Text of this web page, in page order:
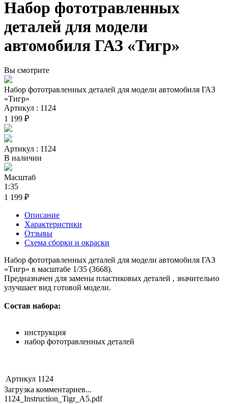
Набор фототравленных
деталей для модели
автомобиля ГАЗ «Тигр»
Вы смотрите
Набор фототравленных деталей для модели автомобиля ГАЗ
«Тигр»
Артикул : 1124
1 199 ₽
Артикул : 1124
В наличии
Масштаб
1:35
1 199 ₽
Описание
Характеристики
Отзывы
Схема сборки и окраски
Набор фототравленных деталей для модели автомобиля ГАЗ
«Тигр» в масштабе 1/35 (3668).
Предназначен для замены пластиковых деталей , значительно
улучшает вид готовой модели.
Состав набора:
инструкция
набор фототравленных деталей
Артикул 1124
Загрузка комментариев...
1124_Instruction_Tigr_A5.pdf